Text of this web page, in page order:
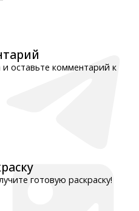
оставьте комментарий к
готовую раскраску!